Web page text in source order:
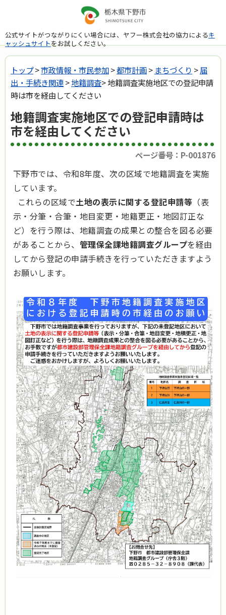
公式サイトがつながりにくい場合には、ヤフー株式会社の協力によるキ
ャッシュサイトをお試しください。
トップ>市政情報・市民参加>都市計画> まちづくり >届
出・手続き関連>地籍調査> 地籍調査実施地区での登記申請
時は市を経由してください
地籍調査実施地区での登記申請時は
市を経由してください
ページ番号：P-001876
下野市では、令和8年度、次の区域で地籍調査を実施
しています。
これらの区域で土地の表示に関する登記申請等 （表
示・分筆・合筆・地目変更・地籍更正・地図訂正な
ど）を行う際は、地籍調査の成果との整合を図る必要
があることから、 管理保全課地籍調査グループを経由
してから登記の申請手続きを行っていただきますよう
お願いします。